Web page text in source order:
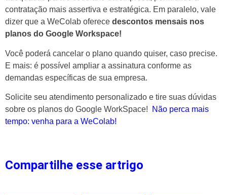
contratação mais assertiva e estratégica. Em paralelo, vale
dizer que a WeColab oferece descontos mensais nos
planos do Google Workspace!
Você poderá cancelar o plano quando quiser, caso precise.
E mais: é possível ampliar a assinatura conforme as
demandas específicas de sua empresa.
Solicite seu atendimento personalizado e tire suas dúvidas
sobre os planos do Google WorkSpace!
Não perca mais
tempo: venha para a WeColab!
Compartilhe esse artrigo